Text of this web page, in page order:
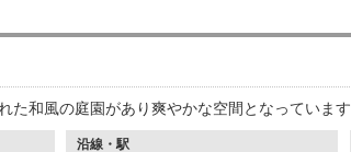
た和風の庭園があり爽やかな空間となっています
沿線・駅